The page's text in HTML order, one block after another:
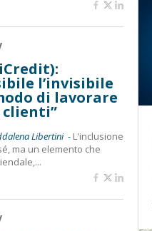
l’invisibile
di lavorare
clienti”
Libertini - L'inclusione
ma un elemento che